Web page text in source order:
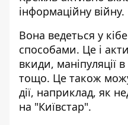
інформаційну війну.
Вона ведеться у
способами. Це і
вкиди, маніпуляції
тощо. Це також
дії, наприклад, як
на "Київстар".